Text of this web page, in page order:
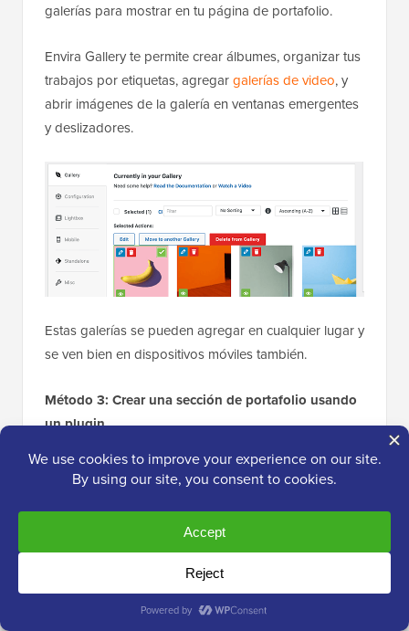
galerías para mostrar en tu página de portafolio.
Envira Gallery te permite crear álbumes, organizar tus
trabajos por etiquetas, agregargalerías devideo, y
abrir imágenes de la galería en ventanas emergentes
y deslizadores.
Estas galerías se pueden agregar en cualquier lugar y
se ven bien en dispositivos móviles también.
Método 3: Crear una sección de portafolio usando
un plugin
Este método es más flexible y recomendado para
todos los usuarios.
Para este método, necesitarás el plugin
que te permite crear fácilmente una
hermosa sección de portafolio para tus sitios web